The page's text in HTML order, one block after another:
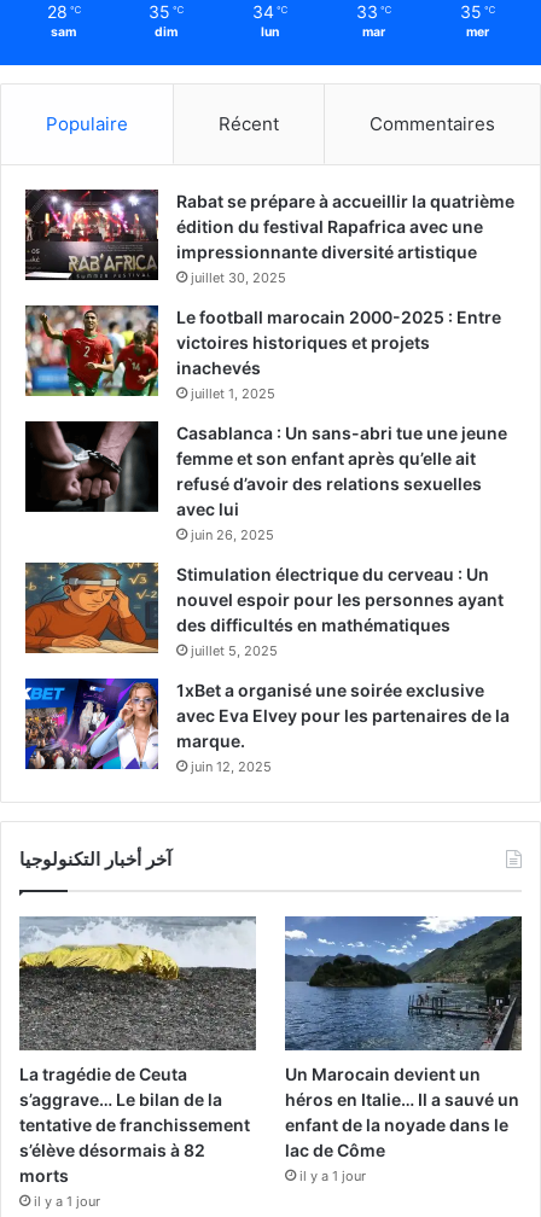
28 ℃
sam
35 ℃
dim
34 ℃
lun
33 ℃
mar
35 ℃
mer
Populaire Récent Commentaires
Rabat se prépare à accueillir la quatrième
édition du festival Rapafrica avec une
impressionnante diversité artistique
juillet 30, 2025
Le football marocain 2000-2025 : Entre
victoires historiques et projets
inachevés
juillet 1, 2025
Casablanca : Un sans-abri tue une jeune
femme et son enfant après qu’elle ait
refusé d’avoir des relations sexuelles
avec lui
juin 26, 2025
Stimulation électrique du cerveau : Un
nouvel espoir pour les personnes ayant
des difficultés en mathématiques
juillet 5, 2025
1xBet a organisé une soirée exclusive
avec Eva Elvey pour les partenaires de la
marque.
juin 12, 2025
آخر أخبار التكنولوجيا
La tragédie de Ceuta
s’aggrave… Le bilan de la
tentative de franchissement
s’élève désormais à 82
morts
il y a 1 jour
Un Marocain devient un
héros en Italie… Il a sauvé un
enfant de la noyade dans le
lac de Côme
il y a 1 jour